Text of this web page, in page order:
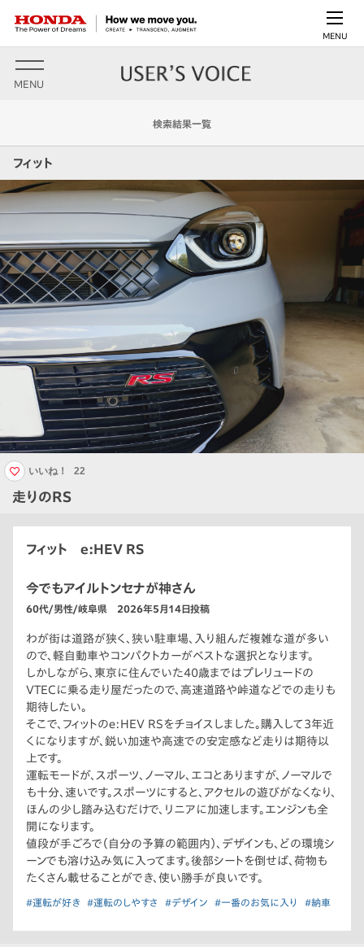
MENU
MENU
検索結果一覧
フィット
走りのRS
いいね！ 22
フィット e:HEV RS
今でもアイルトンセナが神さん
60代/男性/岐阜県 2026年5月14日投稿
わが街は道路が狭く、狭い駐車場、入り組んだ複雑な道が多い
ので、軽自動車やコンパクトカーがベストな選択となります。
しかしながら、東京に住んでいた40歳まではプレリュードの
VTECに乗る走り屋だったので、高速道路や峠道などでの走りも
期待したい。
そこで、フィットのe:HEV RSをチョイスしました。購入して3年近
くになりますが、鋭い加速や高速での安定感など走りは期待以
上です。
運転モードが、スポーツ、ノーマル、エコとありますが、ノーマルで
も十分、速いです。スポーツにすると、アクセルの遊びがなくなり、
ほんの少し踏み込むだけで、リニアに加速します。エンジンも全
開になります。
値段が手ごろで（自分の予算の範囲内）、デザインも、どの環境シ
ーンでも溶け込み気に入ってます。後部シートを倒せば、荷物も
たくさん載せることができ、使い勝手が良いです。
#運転が好き #運転のしやすさ #デザイン #一番のお気に入り #納車